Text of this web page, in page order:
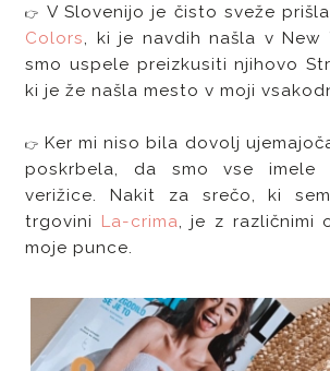
👉 V Slovenijo je čisto sveže
Colors
, ki je navdih našla v New
smo uspele preizkusiti njihovo
ki je že našla mesto v moji
👉 Ker mi niso bila dovolj
poskrbela, da smo vse imele
verižice. Nakit za srečo, ki
trgovini La-crima
, je z različnimi
moje punce.